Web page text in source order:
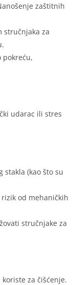
zaštitnih
stručnjaka za
pokreću,
udarac ili stres
stakla (kao što su
od mehaničkih
stručnjake za
za čišćenje.